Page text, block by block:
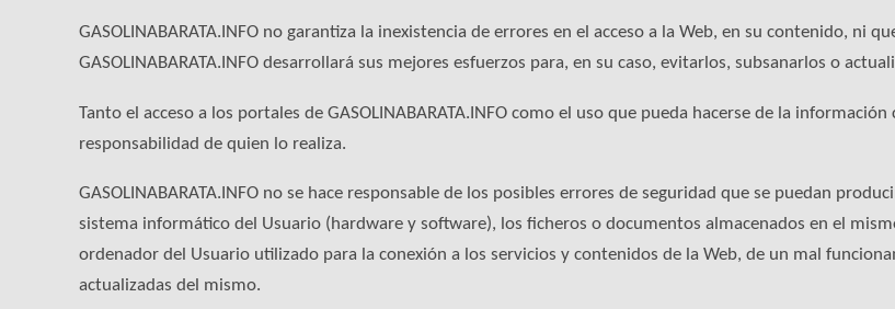
GASOLINABARATA.INFO no garantiza la inexistencia de errores en el acceso a la Web, en su contenido, ni
GASOLINABARATA.INFO desarrollará sus mejores esfuerzos para, en su caso, evitarlos, subsanarlos o
Tanto el acceso a los portales de GASOLINABARATA.INFO como el uso que pueda hacerse de la
responsabilidad de quien lo realiza.
GASOLINABARATA.INFO no se hace responsable de los posibles errores de seguridad que se puedan
sistema informático del Usuario (hardware y software), los ficheros o documentos almacenados en el
ordenador del Usuario utilizado para la conexión a los servicios y contenidos de la Web, de un mal
actualizadas del mismo.